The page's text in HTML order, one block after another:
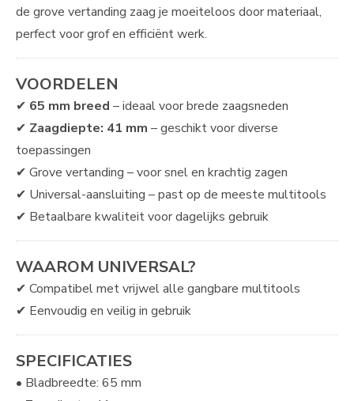
de grove vertanding zaag je moeiteloos door materiaal,
perfect voor grof en efficiënt werk.
VOORDELEN
✔ 65 mm breed – ideaal voor brede zaagsneden
✔ Zaagdiepte: 41 mm – geschikt voor diverse
toepassingen
✔ Grove vertanding – voor snel en krachtig zagen
✔ Universal-aansluiting – past op de meeste multitools
✔ Betaalbare kwaliteit voor dagelijks gebruik
WAAROM UNIVERSAL?
✔ Compatibel met vrijwel alle gangbare multitools
✔ Eenvoudig en veilig in gebruik
SPECIFICATIES
• Bladbreedte: 65 mm